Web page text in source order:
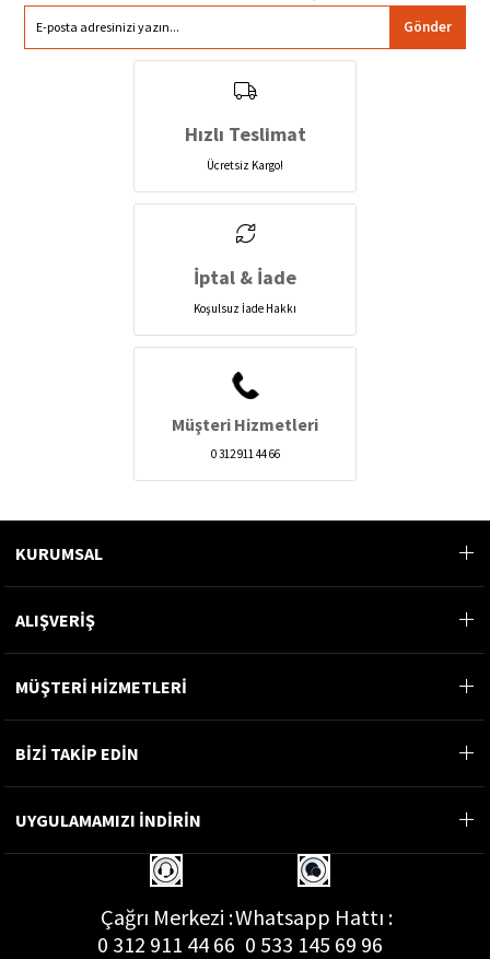
Gönder
Hızlı Teslimat
Ücretsiz Kargo!
İptal & İade
Koşulsuz İade Hakkı
Müşteri Hizmetleri
0 312 911 44 66
KURUMSAL
ALIŞVERİŞ
MÜŞTERİ HİZMETLERİ
BİZİ TAKİP EDİN
UYGULAMAMIZI İNDİRİN
Çağrı Merkezi :
0 312 911 44 66
Whatsapp Hattı :
0 533 145 69 96